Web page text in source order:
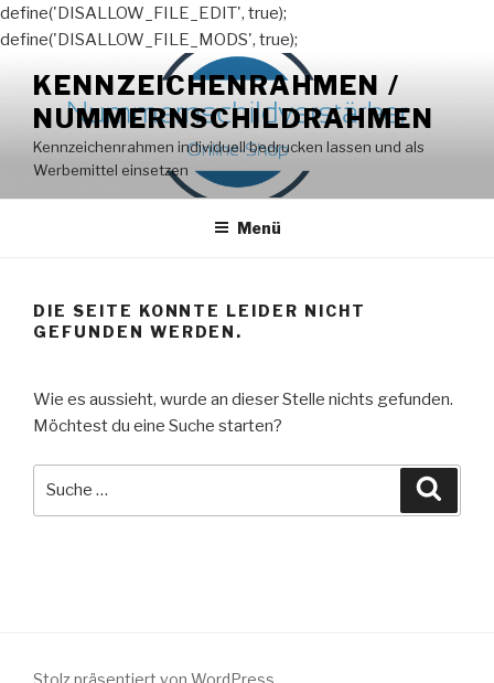
define('DISALLOW_FILE_EDIT', true);
define('DISALLOW_FILE_MODS', true);
Inhalt
springen
KENNZEICHENRAHMEN /
NUMMERNSCHILDRAHMEN
Kennzeichenrahmen individuell bedrucken lassen und als
Werbemittel einsetzen
Menü
DIE SEITE KONNTE LEIDER NICHT
GEFUNDEN WERDEN.
Wie es aussieht, wurde an dieser Stelle nichts gefunden.
Möchtest du eine Suche starten?
Stolz präsentiert von WordPress